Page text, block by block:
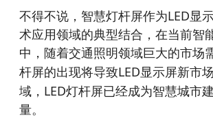
不得不说，智慧灯杆屏作为LED显
术应用领域的典型结合，在当前智
中，随着交通照明领域巨大的市场
杆屏的出现将导致LED显示屏新市
域， LED灯杆屏已经成为智慧城市
量。